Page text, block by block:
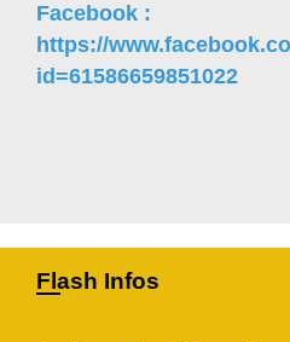
Facebook :
https://
id=61586659851022
Flash Infos